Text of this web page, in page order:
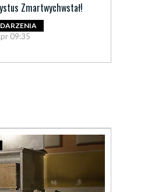
Zmartwychwstał!
09:35